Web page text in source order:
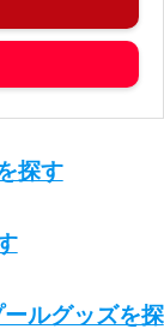
探す
ルグッズを探